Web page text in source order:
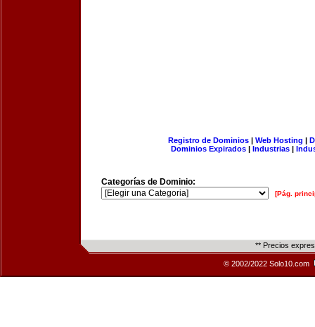
Registro de Dominios| Web Hosting |
Dominios Expirados | Industrias |
Categorías de Dominio:
[Pág.
** Precios
© 2002/2022 Solo10.com